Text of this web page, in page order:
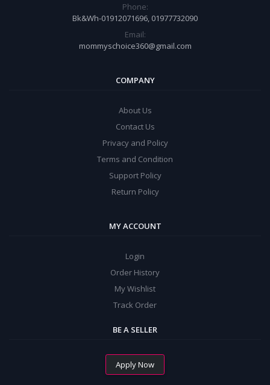
Phone:
Bk&Wh-01912071696, 01977732090
Email:
mommyschoice360@gmail.com
COMPANY
About Us
Contact Us
Privacy and Policy
Terms and Condition
Support Policy
Return Policy
MY ACCOUNT
Login
Order History
My Wishlist
Track Order
BE A SELLER
Apply Now